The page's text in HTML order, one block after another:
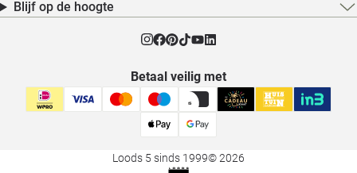
Blijf op de hoogte
Betaal veilig met
Loods 5 sinds 1999© 2026